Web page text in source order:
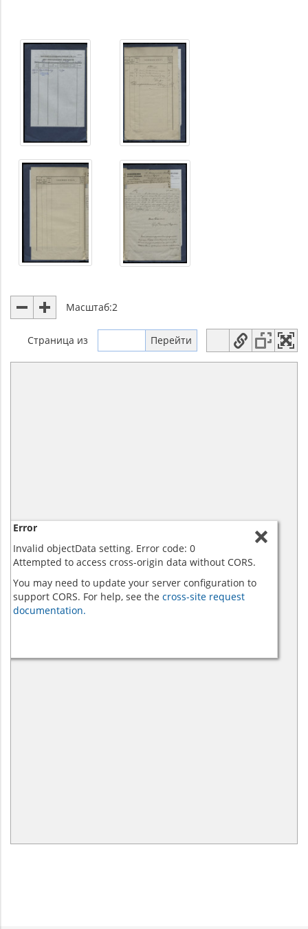
Масштаб:2
Страница из
Error
Invalid objectData setting. Error code: 0
Attempted to access cross-origin data without CORS.
You may need to update your server configuration to
support CORS. For help, see the cross-site request
documentation.